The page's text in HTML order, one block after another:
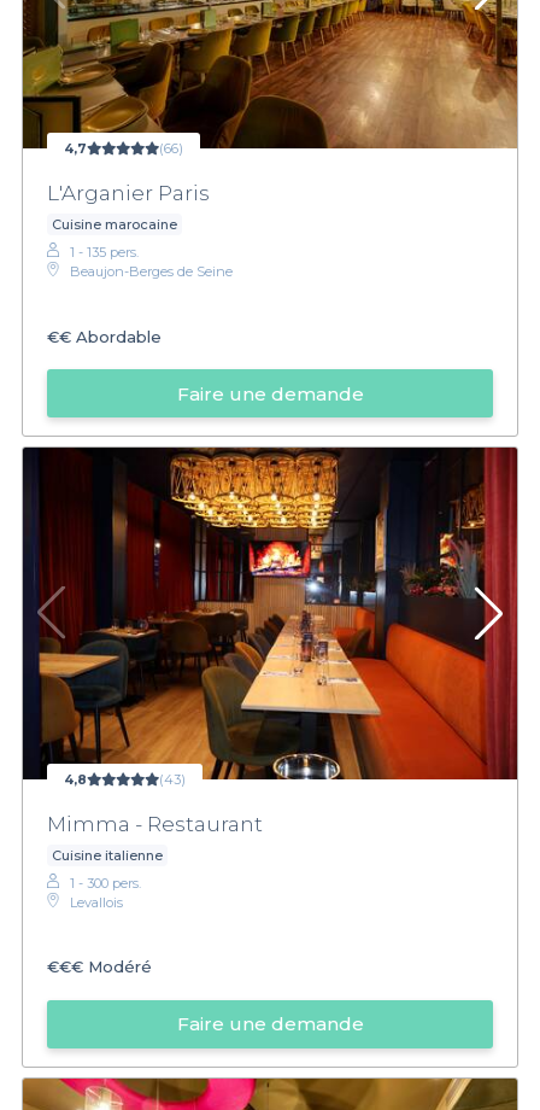
4,7 (66)
L'Arganier Paris
Cuisine marocaine
1 - 135 pers.
Beaujon-Berges de Seine
€€ Abordable
Faire une demande
4,8 (43)
Mimma - Restaurant
Cuisine italienne
1 - 300 pers.
Levallois
€€€ Modéré
Faire une demande